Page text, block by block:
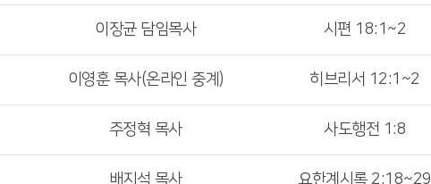
이장균 담임목사 시편 18:1~2
이영훈 목사(온라인 중계) 히브리서 12:1~2
주정혁 목사 사도행전 1:8
배지석 목사 요한계시록 2:18~29